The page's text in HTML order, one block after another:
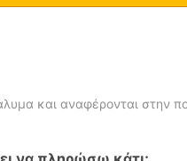
και αναφέρονται στην